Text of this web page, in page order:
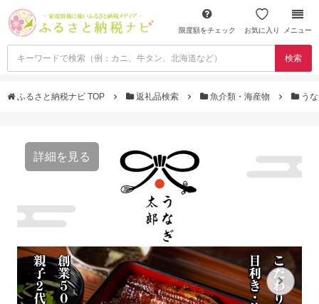
限度額をチェック お気に入り メニュー
検索
ふるさと納税ナビ TOP 返礼品検索 魚介類・海産物 う
詳細を見る